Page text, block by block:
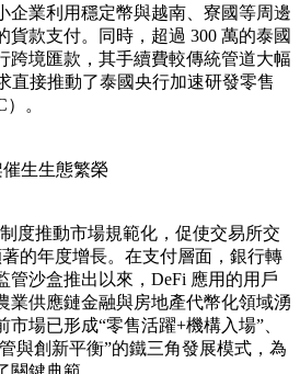
企業利用穩定幣與越南、寮國等周邊
貨款支付。同時，超過 300 萬的泰國
跨境匯款，其手續費較傳統管道大幅
直接推動了泰國央行加速研發零售
。
生生態繁榮
度推動市場規範化，促使交易所交
的年度增長。在支付層面，銀行轉
管沙盒推出以來，DeFi 應用的用戶
業供應鏈金融與房地產代幣化領域湧
場已形成“零售活躍+機構入場”、
與創新平衡”的鐵三角發展模式，為